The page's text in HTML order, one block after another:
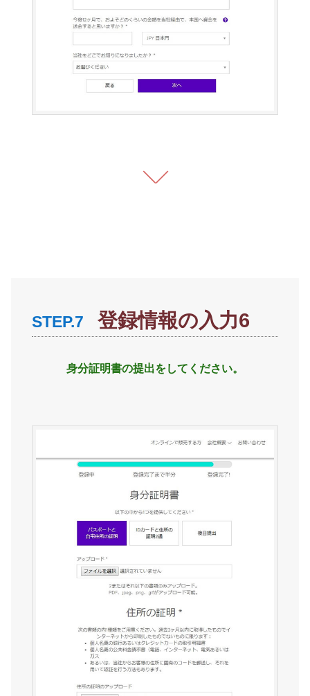
STEP.7 登録情報の入力6
身分証明書の提出をしてください。